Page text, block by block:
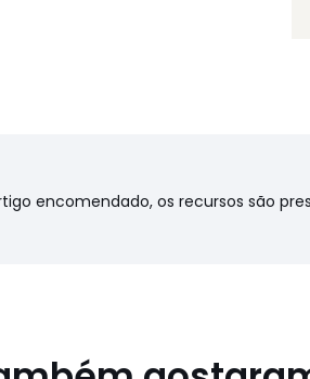
encomendado, os recursos são